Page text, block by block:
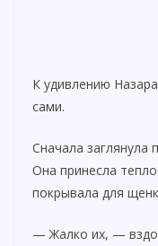
К удивлению
сами.
Сначала
Она принесла
покрывала для
— Жалко их, —